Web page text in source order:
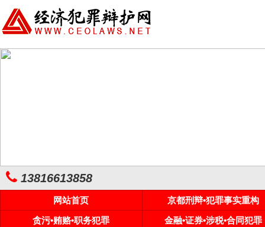
13816613858
网站首页
京都刑辩•犯罪事实重构
贪污•贿赂•职务犯罪
金融•证券•涉税•合同犯罪